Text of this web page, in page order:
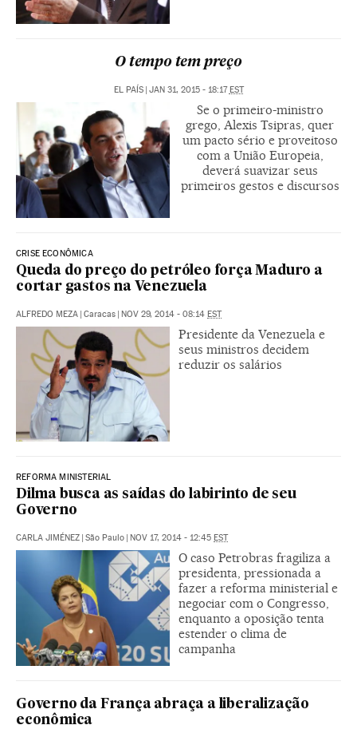
O tempo tem preço
EL PAÍS | JAN 31, 2015 - 18:17EST
Se o primeiro-ministro
grego, Alexis Tsipras, quer
um pacto sério e proveitoso
com a União Europeia,
deverá suavizar seus
primeiros gestos e discursos
CRISE ECONÔMICA
Queda do preço do petróleo força Maduro a
cortar gastos na Venezuela
ALFREDO MEZA | Caracas | NOV 29, 2014 - 08:14 EST
Presidente da Venezuela e
seus ministros decidem
reduzir os salários
REFORMA MINISTERIAL
Dilma busca as saídas do labirinto de seu
Governo
CARLA JIMÉNEZ São Paulo NOV 17, 2014 - 12:45 EST
O caso Petrobras fragiliza a
presidenta, pressionada a
fazer a reforma ministerial e
negociar com o Congresso,
enquanto a oposição tenta
estender o clima de
campanha
Governo da França abraça a liberalização
econômica